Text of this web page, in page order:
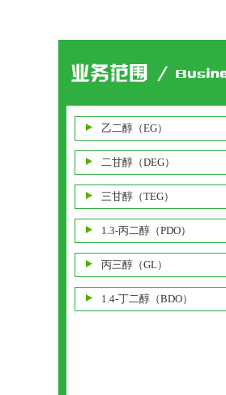
乙二醇（EG）
二甘醇（DEG）
三甘醇（TEG）
1.3-丙二醇（PDO）
丙三醇（GL）
1.4-丁二醇（BDO）